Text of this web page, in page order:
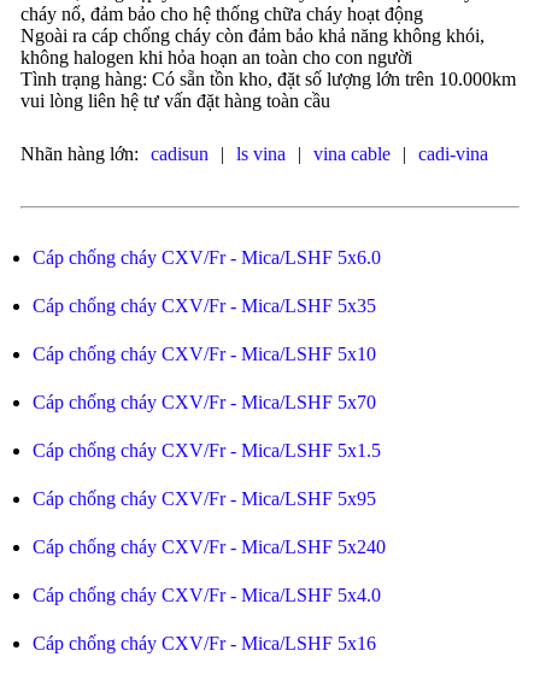
cháy nổ, đảm bảo cho hệ thống chữa cháy hoạt động
Ngoài ra cáp chống cháy còn đảm bảo khả năng không khói,
không halogen khi hỏa hoạn an toàn cho con người
Tình trạng hàng: Có sẵn tồn kho, đặt số lượng lớn trên 10.000km
vui lòng liên hệ tư vấn đặt hàng toàn cầu
Nhãn hàng lớn: cadisun | ls vina | vina cable | cadi-vina
Cáp chống cháy CXV/Fr - Mica/LSHF 5x6.0
Cáp chống cháy CXV/Fr - Mica/LSHF 5x35
Cáp chống cháy CXV/Fr - Mica/LSHF 5x10
Cáp chống cháy CXV/Fr - Mica/LSHF 5x70
Cáp chống cháy CXV/Fr - Mica/LSHF 5x1.5
Cáp chống cháy CXV/Fr - Mica/LSHF 5x95
Cáp chống cháy CXV/Fr - Mica/LSHF 5x240
Cáp chống cháy CXV/Fr - Mica/LSHF 5x4.0
Cáp chống cháy CXV/Fr - Mica/LSHF 5x16